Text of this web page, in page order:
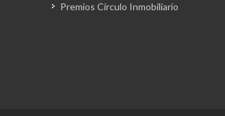
Premios Círculo Inmobiliario